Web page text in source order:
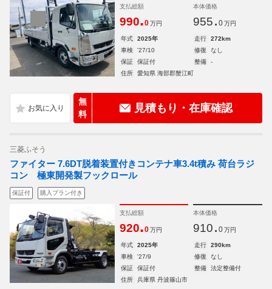
支払総額
990.0 万円
本体価格
955. 0 万円
年式 2025年 走行
272km
車検
'27/10 修復
なし
保証
保証付 整備
-
住所
愛知県 海部郡蟹江町
無
料
見積もり・在庫確認
三菱ふそう
ファイター 7.6DT脱着装置付きコンテナ車3.4t積み 荷台ラジ
コン 極東開発製フックロール
保証付 購入プラン付き
支払総額
920.0 万円
本体価格
910. 0 万円
年式 2025年 走行
290km
車検
'27/9 修復
なし
保証
保証付 整備
法定整備付
住所
兵庫県 丹波篠山市